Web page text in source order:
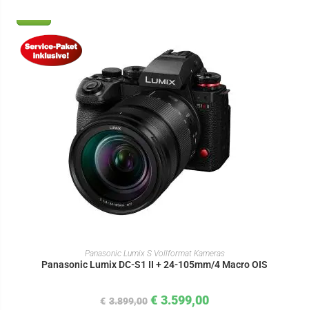
IN DEN WARENKORB
Panasonic Lumix S Vollformat Kameras
Panasonic Lumix DC-S1 II + 24-105mm/4 Macro OIS
€ 3.899,00 € 3.599,00